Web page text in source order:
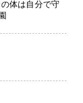
体は自分で守